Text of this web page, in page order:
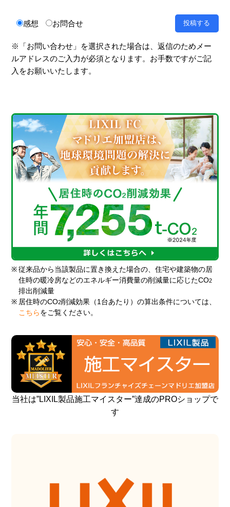
感想 お問合せ
※「お問い合わせ」を選択された場合は、返信のためメー
ルアドレスのご入力が必須となります。お手数ですがご記
入をお願いいたします。
※ 従来品から当該製品に置き換えた場合の、住宅や建築物の居
住時の暖冷房などのエネルギー消費量の削減量に応じたCO2
排出削減量
※ 居住時のCO2削減効果（1台あたり）の算出条件については、
こちら をご覧ください。
当社は”LIXIL製品施工マイスター”達成のPROショップで
す